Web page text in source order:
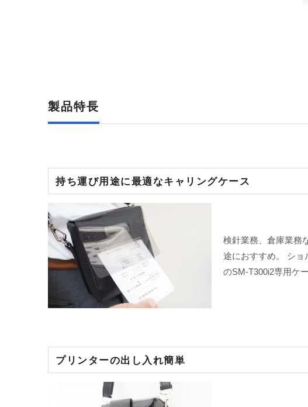
製品特長
持ち運び用途に最適なキャリングケース
検針業務、倉庫業務
途におすすめ。 ショ
のSM-T300i2専用ケー
プリンターの出し入れ簡単